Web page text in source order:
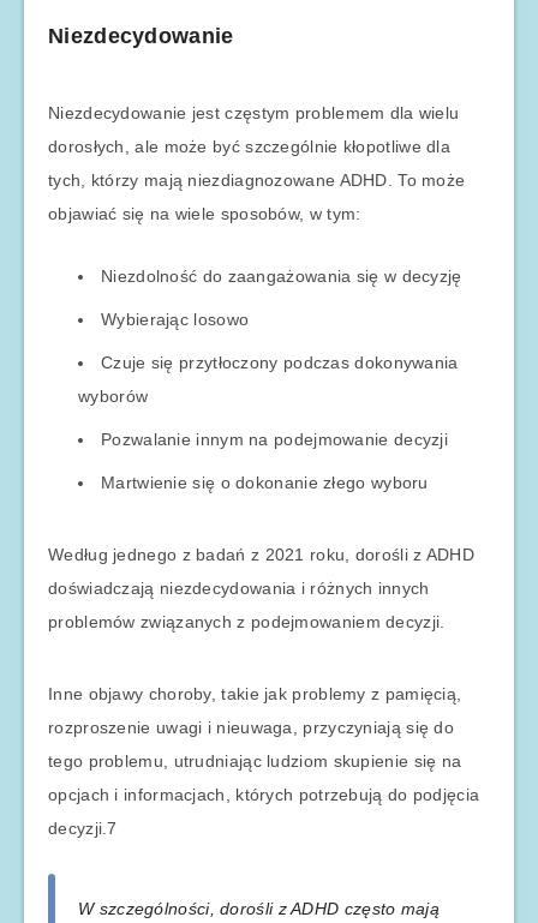
Niezdecydowanie
Niezdecydowanie jest częstym problemem dla wielu
dorosłych, ale może być szczególnie kłopotliwe dla
tych, którzy mają niezdiagnozowane ADHD. To może
objawiać się na wiele sposobów, w tym:
Niezdolność do zaangażowania się w decyzję
Wybierając losowo
Czuje się przytłoczony podczas dokonywania
wyborów
Pozwalanie innym na podejmowanie decyzji
Martwienie się o dokonanie złego wyboru
Według jednego z badań z 2021 roku, dorośli z ADHD
doświadczają niezdecydowania i różnych innych
problemów związanych z podejmowaniem decyzji.
Inne objawy choroby, takie jak problemy z pamięcią,
rozproszenie uwagi i nieuwaga, przyczyniają się do
tego problemu, utrudniając ludziom skupienie się na
opcjach i informacjach, których potrzebują do podjęcia
decyzji.7
W szczególności, dorośli z ADHD często mają